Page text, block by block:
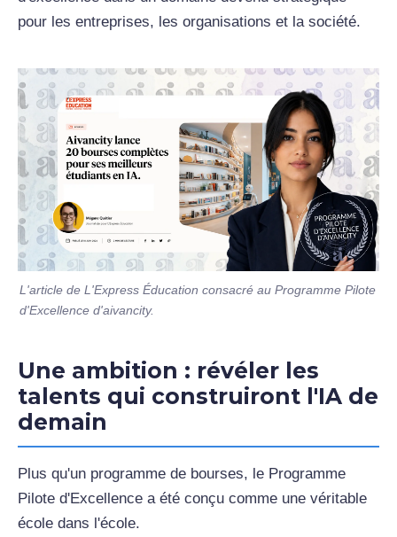
pour les entreprises, les organisations et la société.
L'article de L'Express Éducation consacré au Programme Pilote
d'Excellence d'aivancity.
Une ambition : révéler les
talents qui construiront l'IA de
demain
Plus qu'un programme de bourses, le Programme
Pilote d'Excellence a été conçu comme une véritable
école dans l'école.